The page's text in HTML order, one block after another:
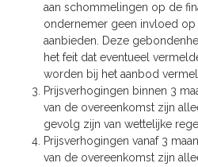
aan schommelingen op de
ondernemer geen invloed op
aanbieden. Deze
het feit dat eventueel
worden bij het aanbod
Prijsverhogingen binnen 3
van de overeenkomst zijn
gevolg zijn van wettelijke
Prijsverhogingen vanaf 3
van de overeenkomst zijn